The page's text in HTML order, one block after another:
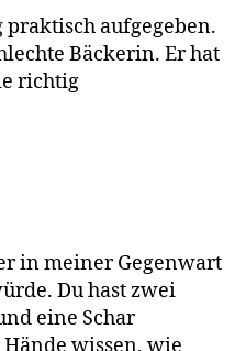
praktisch aufgegeben.
Bäckerin. Er hat
richtig
in meiner Gegenwart
Du hast zwei
eine Schar